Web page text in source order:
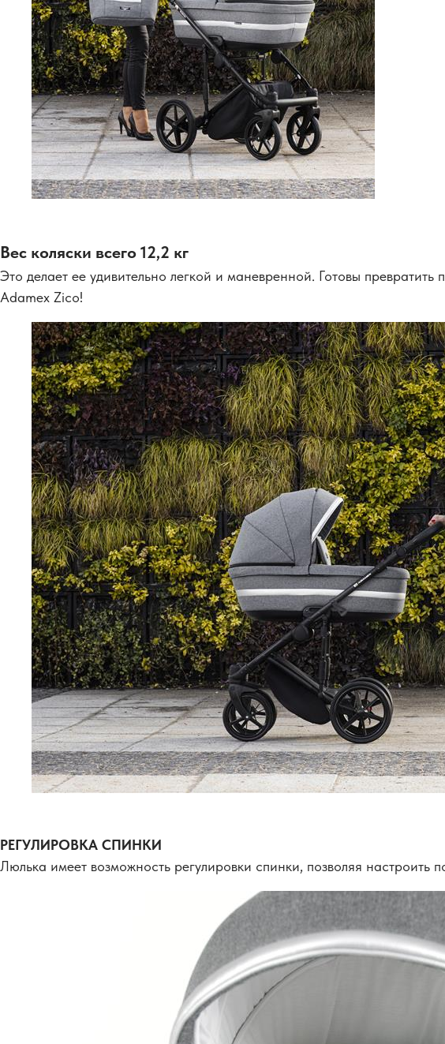
Вес коляски всего 12,2 кг
Это делает ее удивительно легкой и маневренной. Готовы
Adamex Zico!
РЕГУЛИРОВКА СПИНКИ
Люлька имеет возможность регулировки спинки, позволяя